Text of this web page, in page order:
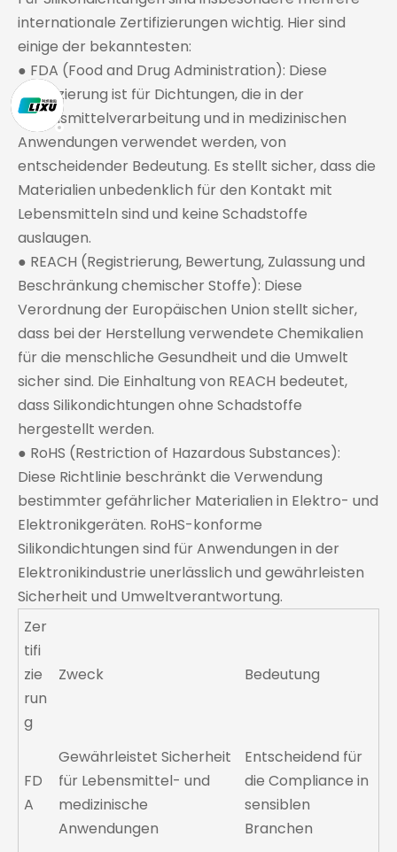
internationale Zertifizierungen wichtig. Hier sind
einige der bekanntesten:
● FDA (Food and Drug Administration): Diese
Zertifizierung ist für Dichtungen, die in der
Lebensmittelverarbeitung und in medizinischen
Anwendungen verwendet werden, von
entscheidender Bedeutung. Es stellt sicher, dass die
Materialien unbedenklich für den Kontakt mit
Lebensmitteln sind und keine Schadstoffe
auslaugen.
● REACH (Registrierung, Bewertung, Zulassung und
Beschränkung chemischer Stoffe): Diese
Verordnung der Europäischen Union stellt sicher,
dass bei der Herstellung verwendete Chemikalien
für die menschliche Gesundheit und die Umwelt
sicher sind. Die Einhaltung von REACH bedeutet,
dass Silikondichtungen ohne Schadstoffe
hergestellt werden.
● RoHS (Restriction of Hazardous Substances):
Diese Richtlinie beschränkt die Verwendung
bestimmter gefährlicher Materialien in Elektro- und
Elektronikgeräten. RoHS-konforme
Silikondichtungen sind für Anwendungen in der
Elektronikindustrie unerlässlich und gewährleisten
Sicherheit und Umweltverantwortung.
Zer
tifi
zie
run
g
Zweck Bedeutung
FD
A
Gewährleistet Sicherheit
für Lebensmittel- und
medizinische
Anwendungen
Entscheidend für
die Compliance in
sensiblen
Branchen